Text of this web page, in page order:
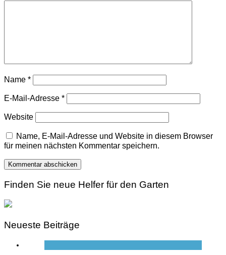
Name *
E-Mail-Adresse *
Website
Name, E-Mail-Adresse und Website in diesem Browser
für meinen nächsten Kommentar speichern.
Finden Sie neue Helfer für den Garten
Neueste Beiträge